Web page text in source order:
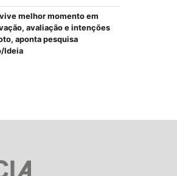
melhor momento em
avaliação e intenções
aponta pesquisa
Ideia